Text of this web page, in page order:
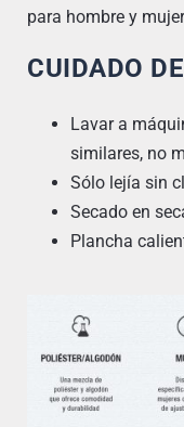
para hombre y
CUIDADO
Lavar a
similares, no
Sólo lejía sin
Secado en
Plancha